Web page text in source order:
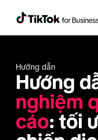
Hướng dẫn
Hướng
nghiệm
cáo: tối